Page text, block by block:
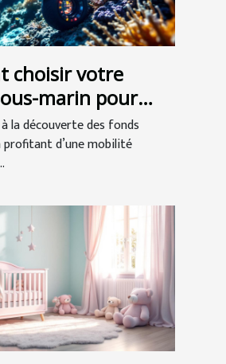
choisir votre
marin pour
?
la découverte des fonds
d’une mobilité